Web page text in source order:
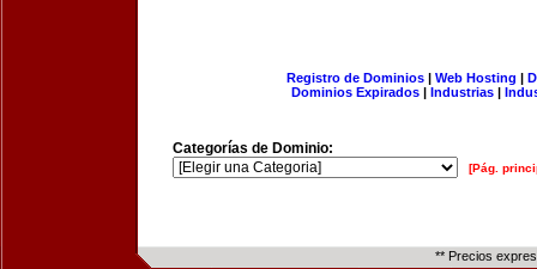
Registro de Dominios| Web Hosting |
Dominios Expirados | Industrias |
Categorías de Dominio:
[Pág.
** Precios